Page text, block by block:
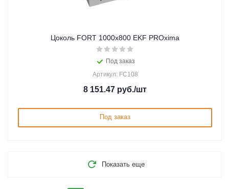
Цоколь FORT 1000х800 EKF PROxima
Под заказ
Артикул: FC108
8 151.47 руб./шт
Под заказ
Показать еще